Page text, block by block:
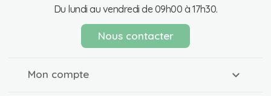
Du lundi au vendredi de 09h00 à 17h30.
Nous contacter
Mon compte